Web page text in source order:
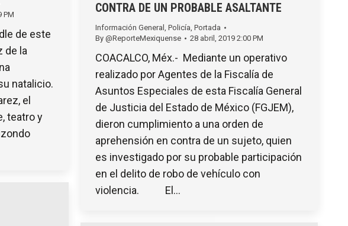
CONTRA DE UN PROBABLE ASALTANTE
Información General Policía Portada
By @ReporteMexiquense 28 abril, 2019 2:00 PM
COACALCO, Méx.- Mediante un operativo
realizado por Agentes de la Fiscalía de
Asuntos Especiales de esta Fiscalía General
de Justicia del Estado de México (FGJEM),
dieron cumplimiento a una orden de
aprehensión en contra de un sujeto, quien
es investigado por su probable participación
en el delito de robo de vehículo con
violencia. El…
PM
de este
de la
natalicio.
el
teatro y